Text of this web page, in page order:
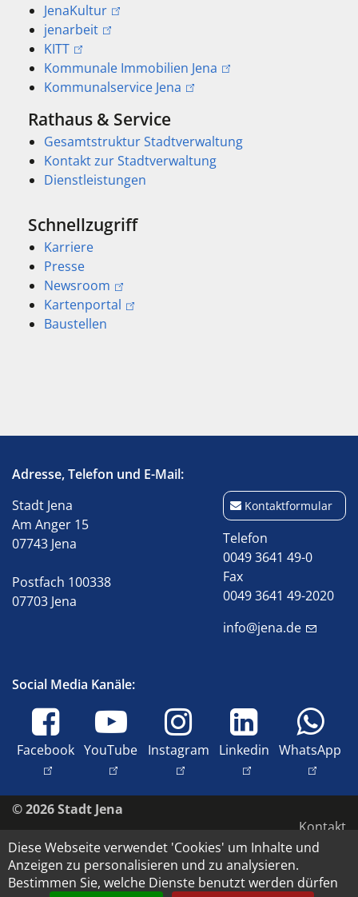
JenaKultur
jenarbeit
KITT
Kommunale Immobilien Jena
Kommunalservice Jena
Rathaus & Service
Gesamtstruktur Stadtverwaltung
Kontakt zur Stadtverwaltung
Dienstleistungen
Schnellzugriff
Karriere
Presse
Newsroom
Kartenportal
Baustellen
Adresse, Telefon und E-Mail:
Stadt Jena
Am Anger 15
07743 Jena
Postfach 100338
07703 Jena
Kontaktformular
Telefon
0049 3641 49-0
Fax
0049 3641 49-2020
info@jena.de
Social Media Kanäle:
Facebook YouTube Instagram Linkedin WhatsApp
© 2026 Stadt Jena
Kontakt
Barrierefreiheit
Datenschutz
Diese Webseite verwendet 'Cookies' um Inhalte und
Anzeigen zu personalisieren und zu analysieren.
Bestimmen Sie, welche Dienste benutzt werden dürfen